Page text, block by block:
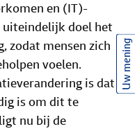
en (IT)-
uiteindelijk doel het
zodat mensen zich
voelen.
is dat
is om dit te
nu bij de
Uw mening